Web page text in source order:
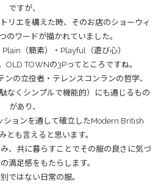
ですが、
リエを構えた時、そのお店のショーウィ
のワードが描かれていました。
（簡素）・Playful（遊び心）
OLD TOWNの3Pってところですね。
の立役者・テレンスコンランの哲学、
なくシンプルで機能的）にも通じるもの
があり、
ションを通して確立したModern British
とも言えると思います。
、共に暮らすことでその服の良さに気づ
満足感をもたらします。
ではない日常の服。